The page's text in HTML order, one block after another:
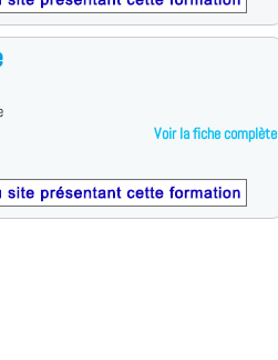
Voir la fiche complète